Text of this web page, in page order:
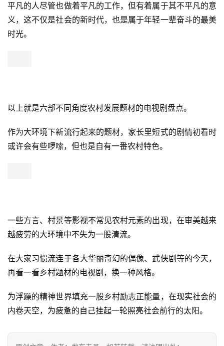
平凡的人尽管也做着平凡的工作，但有着属于其不平凡的意
义，这不仅是社会的新时代，也是属于年轻一辈奋斗的最美
时光。
以上就是六部不同角度农村发展题材的电视剧盘点。
作为大环境下新流行起来的题材，家长里短式的剧情初看时
或许会有些啰嗦，但也是自有一番农村特色。
一些方言、村景等影视不常见农村元素的出现，在审美越来
越疲劳的大环境中不失为一股清流。
在大家习惯流连于各大华丽奇幻的偶像、武侠剧等的今天，
再看一看乡村题材的电视剧，换一种风格。
为浮躁的精神世界填充一股乡村励志正能量，在现实社会的
内卷天空，为疲惫的自己挂起一轮照亮社会前行的太阳。